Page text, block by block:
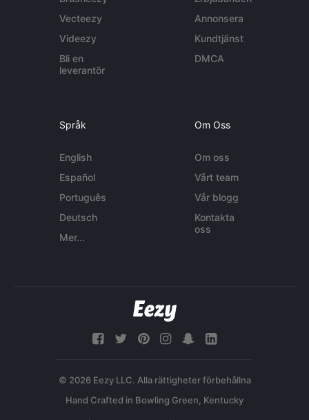
Vecteezy
Videezy
Bli en
leverantör
Annonsera
Kundtjänst
DMCA
Språk
English
Español
Português
Deutsch
Mer...
Om Oss
Om oss
Vårt team
Vår blogg
Kontakta
oss
© 2026 Eezy LLC. Alla rättigheter förbehållna